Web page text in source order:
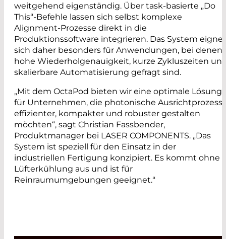
weitgehend eigenständig. Über task-basierte „Do
This“-Befehle lassen sich selbst komplexe
Alignment-Prozesse direkt in die
Produktionssoftware integrieren. Das System eignet
sich daher besonders für Anwendungen, bei denen
hohe Wiederholgenauigkeit, kurze Zykluszeiten
skalierbare Automatisierung gefragt sind.
„Mit dem OctaPod bieten wir eine optimale Lösung
für Unternehmen, die photonische
effizienter, kompakter und robuster gestalten
möchten“, sagt Christian Fassbender,
Produktmanager bei LASER COMPONENTS. „Das
System ist speziell für den Einsatz in der
industriellen Fertigung konzipiert. Es kommt ohne
Lüfterkühlung aus und ist für
Reinraumumgebungen geeignet.“